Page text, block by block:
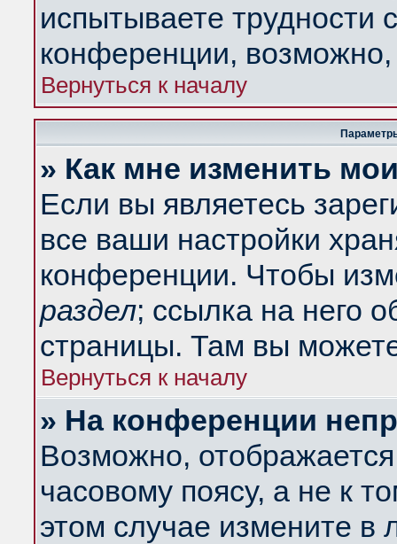
испытываете трудности
конференции,
Вернуться к началу
» Как мне изменить
Если вы являетесь
все ваши настройки
конференции. Чтобы
раздел; ссылка на него
страницы. Там вы
Вернуться к началу
» На конференции
Возможно,
часовому поясу, а не к
этом случае измените в